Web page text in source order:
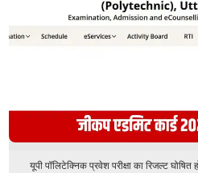
यूपी पॉलिटेक्निक प्रवेश परीक्षा का रिजल्ट